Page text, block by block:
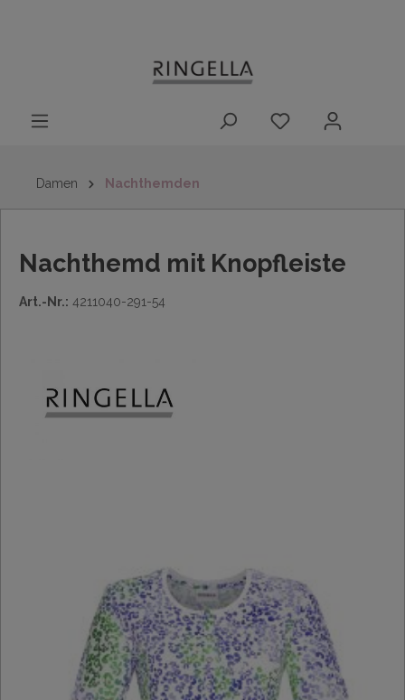
Damen Nachthemden
Nachthemd mit Knopfleiste
Art.-Nr.: 4211040-291-54